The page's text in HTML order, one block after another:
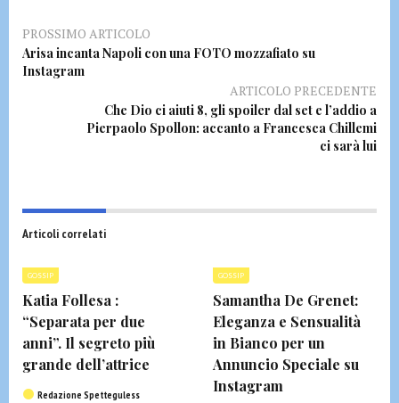
PROSSIMO ARTICOLO
Arisa incanta Napoli con una FOTO mozzafiato su
Instagram
ARTICOLO PRECEDENTE
Che Dio ci aiuti 8, gli spoiler dal set e l’addio a
Pierpaolo Spollon: accanto a Francesca Chillemi
ci sarà lui
Articoli correlati
GOSSIP
Katia Follesa :
“Separata per due
anni”. Il segreto più
grande dell’attrice
Redazione Spetteguless
GOSSIP
Samantha De Grenet:
Eleganza e Sensualità
in Bianco per un
Annuncio Speciale su
Instagram